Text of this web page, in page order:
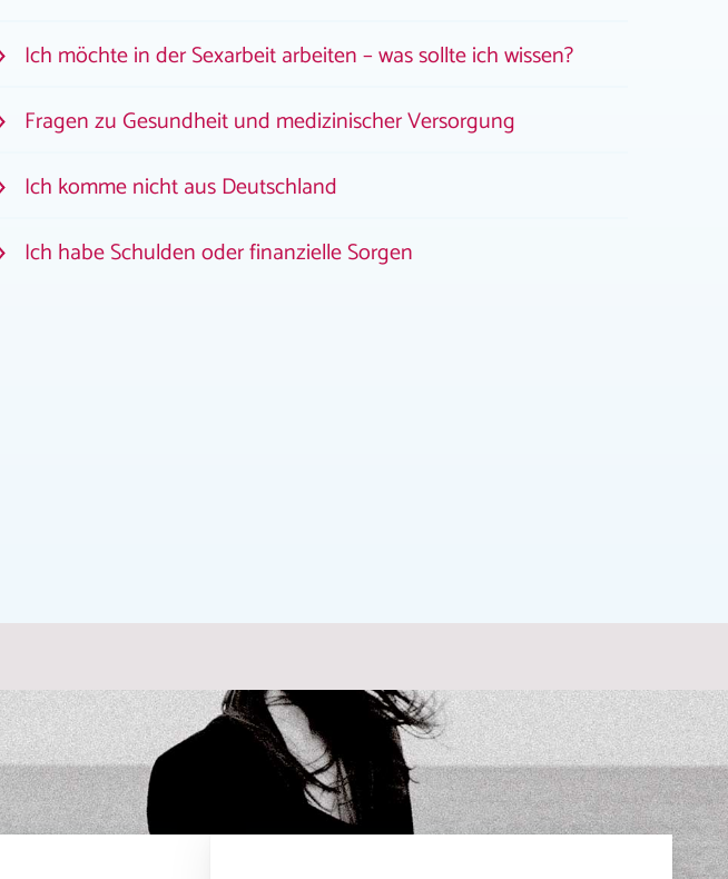
Ich möchte in der Sexarbeit arbeiten – was sollte ich wissen?
Fragen zu Gesundheit und medizinischer Versorgung
Ich komme nicht aus Deutschland
Ich habe Schulden oder finanzielle Sorgen